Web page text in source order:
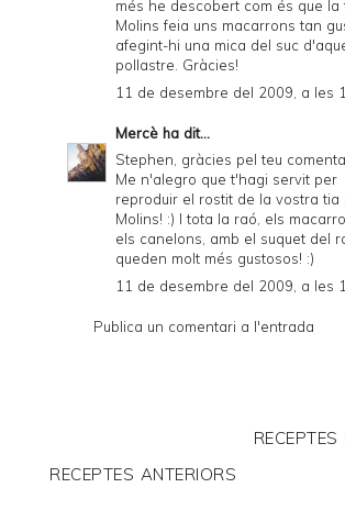
més he descobert com és que la
Molins feia uns macarrons tan
afegint-hi una mica del suc
pollastre. Gràcies!
11 de desembre del 2009, a les
Mercè ha dit...
Stephen, gràcies pel teu
Me n'alegro que t'hagi servit per
reproduir el rostit de la vostra tia
Molins! :) I tota la raó, els
els canelons, amb el suquet del
queden molt més gustosos! :)
11 de desembre del 2009, a les
Publica un comentari a l'entrada
RECEPTES
RECEPTES ANTERIORS